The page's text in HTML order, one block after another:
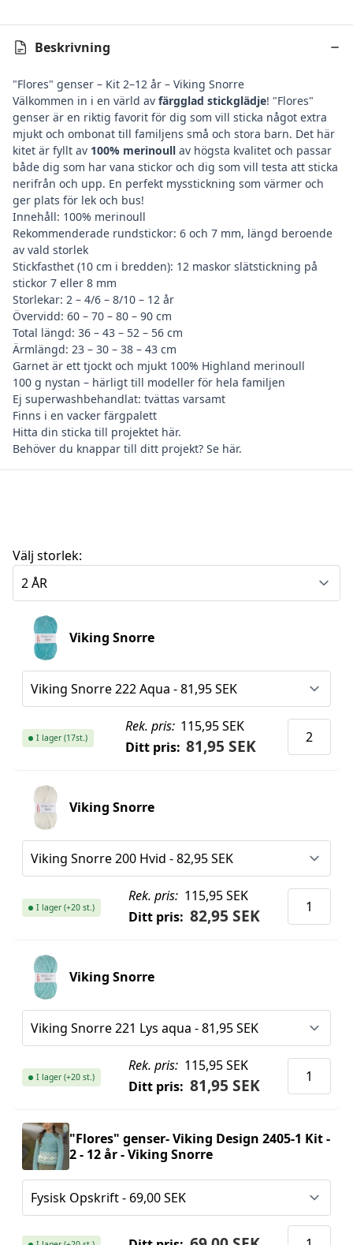
Beskrivning
"Flores" genser – Kit 2–12 år – Viking Snorre
Välkommen in i en värld av färgglad stickglädje! "Flores"
genser är en riktig favorit för dig som vill sticka något extra
mjukt och ombonat till familjens små och stora barn. Det här
kitet är fyllt av 100% merinoull av högsta kvalitet och passar
både dig som har vana stickor och dig som vill testa att sticka
nerifrån och upp. En perfekt mysstickning som värmer och
ger plats för lek och bus!
Innehåll: 100% merinoull
Rekommenderade rundstickor: 6 och 7 mm, längd beroende
av vald storlek
Stickfasthet (10 cm i bredden): 12 maskor slätstickning på
stickor 7 eller 8 mm
Storlekar: 2 – 4/6 – 8/10 – 12 år
Övervidd: 60 – 70 – 80 – 90 cm
Total längd: 36 – 43 – 52 – 56 cm
Ärmlängd: 23 – 30 – 38 – 43 cm
Garnet är ett tjockt och mjukt 100% Highland merinoull
100 g nystan – härligt till modeller för hela familjen
Ej superwashbehandlat: tvättas varsamt
Finns i en vacker färgpalett
Hitta din sticka till projektet här.
Behöver du knappar till ditt projekt? Se här.
Välj storlek:
Viking Snorre
Rek. pris: 115,95 SEK
Ditt pris: 81,95 SEK
I lager (17st.)
Viking Snorre
Rek. pris: 115,95 SEK
Ditt pris: 82,95 SEK
I lager (+20 st.)
Viking Snorre
Rek. pris: 115,95 SEK
Ditt pris: 81,95 SEK
I lager (+20 st.)
"Flores" genser- Viking Design 2405-1 Kit -
2 - 12 år - Viking Snorre